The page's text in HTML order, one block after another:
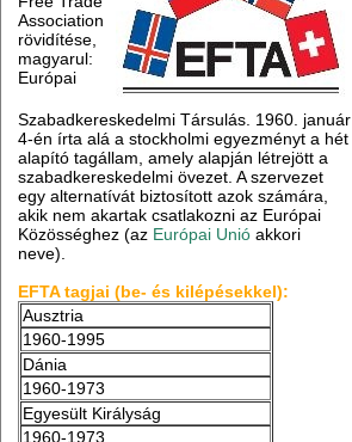
Association
rövidítése,
magyarul:
Európai
Szabadkereskedelmi Társulás. 1960. január
4-én írta alá a stockholmi egyezményt a hét
alapító tagállam, amely alapján létrejött a
szabadkereskedelmi övezet. A szervezet
egy alternatívát biztosított azok számára,
akik nem akartak csatlakozni az Európai
Közösséghez (az Európai Unió akkori
neve).
EFTA tagjai (be- és kilépésekkel):
Ausztria
1960-1995
Dánia
1960-1973
Egyesült Királyság
1960-1973